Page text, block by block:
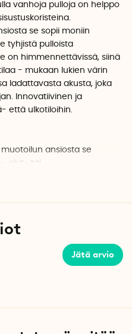
vanhoja pulloja on helppo
se sopii moniin
tyhjistä pulloista
on himmennettävissä, siinä
- mukaan lukien värin
ladattavasta akusta, joka
Innovatiivinen ja
että ulkotiloihin.
ansiosta se
, olut- tai
silikonikorkki istuu
joita ohjataan
Jätä arvio